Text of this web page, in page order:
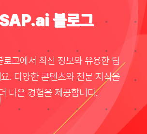
블로그
그에서 최신 정보와 유용한 팁
. 다양한 콘텐츠와 전문 지식을
나은 경험을 제공합니다.